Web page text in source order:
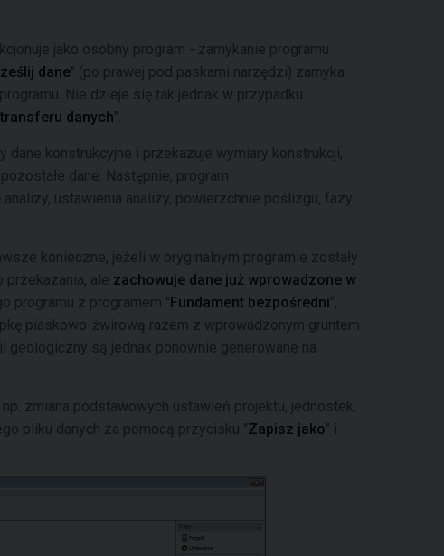
jako osobny program - zamykanie programu
dane" (po prawej pod paskami narzędzi) zamyka
Nie dzieje się tak jednak w przypadku
danych".
dane konstrukcyjne i przekazuje wymiary konstrukcji,
dane. Następnie, program
analizy, ustawienia analizy, powierzchnie poślizgu, fazy
konieczne, jeżeli w oryginalnym programie zostały
przekazania, ale zachowuje dane już wprowadzone w
programu z programem "Fundament bezpośredni",
piaskowo-żwirową razem z wprowadzonym gruntem
są jednak ponownie generowane na
zmiana podstawowych ustawień projektu, jednostek,
pliku danych za pomocą przycisku "Zapisz jako" i